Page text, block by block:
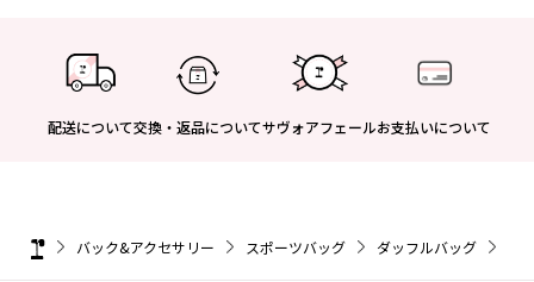
配送について交換・返品についてサヴォアフェールお支払いについて
バック&アクセサリー スポーツバッグ ダッフルバッグ